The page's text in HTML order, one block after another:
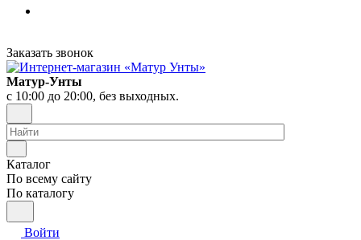
Заказать звонок
Матур-Унты
с 10:00 до 20:00, без выходных.
Каталог
По всему сайту
По каталогу
Войти